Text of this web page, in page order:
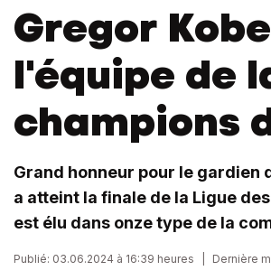
Gregor
l'équipe de
champions
Grand honneur pour le gardien
a atteint la finale de la Ligue
est élu dans onze type de la
Publié: 03.06.2024 à 16:39 heures Dernière